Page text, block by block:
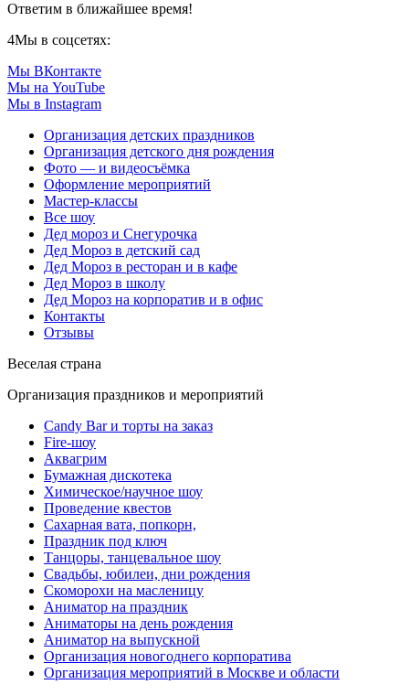
Ответим в ближайшее время!
4Мы в соцсетях:
Мы ВКонтакте
Мы на YouTube
Мы в Instagram
Организация детских праздников
Организация детского дня рождения
Фото — и видеосъёмка
Оформление мероприятий
Мастер-классы
Все шоу
Дед мороз и Снегурочка
Дед Мороз в детский сад
Дед Мороз в ресторан и в кафе
Дед Мороз в школу
Дед Мороз на корпоратив и в офис
Контакты
Отзывы
Веселая страна
Организация праздников и мероприятий
Candy Bar и торты на заказ
Fire-шоу
Аквагрим
Бумажная дискотека
Химическое/научное шоу
Проведение квестов
Сахарная вата, попкорн,
Праздник под ключ
Танцоры, танцевальное шоу
Свадьбы, юбилеи, дни рождения
Скоморохи на масленицу
Аниматор на праздник
Аниматоры на день рождения
Аниматор на выпускной
Организация новогоднего корпоратива
Организация мероприятий в Москве и области